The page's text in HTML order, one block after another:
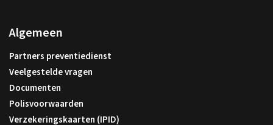
Algemeen
Partners preventiedienst
Veelgestelde vragen
Documenten
Polisvoorwaarden
Verzekeringskaarten (IPID)